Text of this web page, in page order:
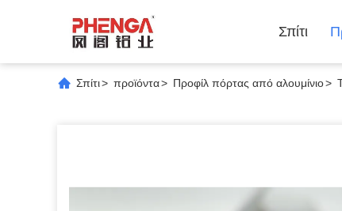
Σπίτι
Σπίτι> προϊόντα> Προφίλ πόρτας από αλουμίνιο>